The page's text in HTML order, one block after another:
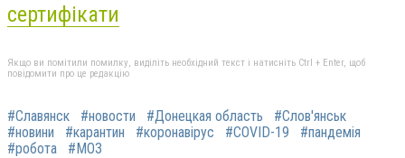
сертифікати
Якщо ви помітили помилку, виділіть необхідний текст і натисніть Ctrl + Enter, щоб
повідомити про це редакцію
#Славянск #новости #Донецкая область
#Слов'янськ
#новини
#карантин #коронавірус #COVID-19
#пандемія
#робота
#МОЗ